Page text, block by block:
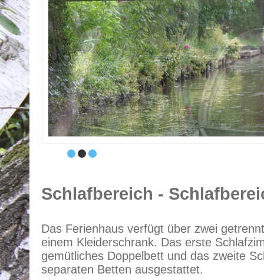
Schlafbereich -
Das Ferienhaus verfügt über zwei
einem Kleiderschrank. Das erste
gemütliches Doppelbett und das zweite
separaten Betten ausgestattet.